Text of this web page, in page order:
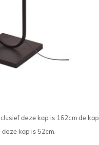
deze kap is 162cm de
kap is 52cm.